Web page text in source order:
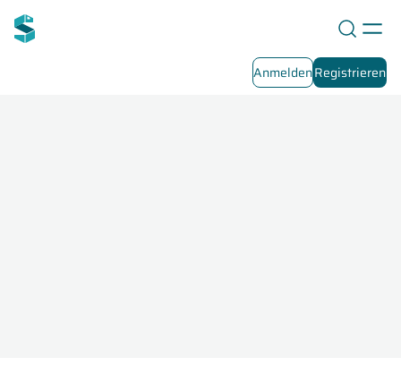
AnmeldenRegistrieren